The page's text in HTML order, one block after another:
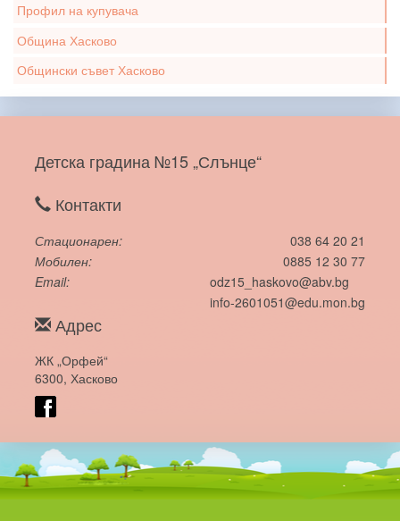
Профил на купувача
Община Хасково
Общински съвет Хасково
Детска градина №15 „Слънце“
Контакти
Стационарен
038 64 20 21
Мобилен
0885 12 30 77
Email
odz15_haskovo@abv.bg
info-2601051@edu.mon.bg
Адрес
ЖК „Орфей“
6300, Хасково